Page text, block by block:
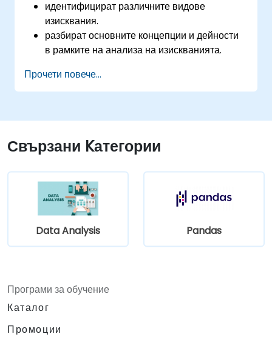
идентифицират различните видове
изисквания.
разбират основните концепции и дейности
в рамките на анализа на изискванията.
изискванията.
използват различни техники за анализ на
структурират изискванията, за да
комуникират ефективно с архитекти и
разработчици чрез итеративен процес на
Прочети повече...
Свързани Kатегории
Data Analysis Pandas
Програми за обучение
Каталог
Промоции